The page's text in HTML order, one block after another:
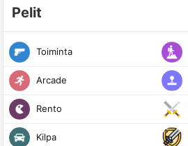
Pelit
Toiminta
Arcade
Rento
Kilpa